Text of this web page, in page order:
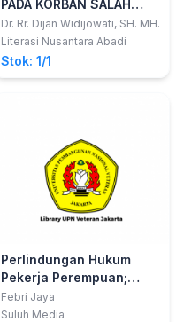
PADA KORBAN SALAH
TANGKAP
Dr. Rr. Dijan Widijowati, SH. MH.
Literasi Nusantara Abadi
Stok: 1/1
Perlindungan Hukum
Pekerja Perempuan;
Kajian Perbandingan
Hukum di Indonesia dan
Febri Jaya
Suluh Media